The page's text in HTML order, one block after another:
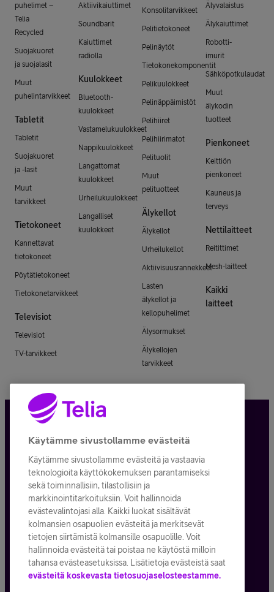
puhelimet –
Telia
Recycled
Suojakuoret
ja suojalasit
Muut
puhelintarvikkeet
Tabletit
Tabletit
Suojakuoret
ja -lasit
Muut
tarvikkeet
Tietokoneet
Kannettavat
tietokoneet
Pöytätietokoneet
Tietokonetarvikkeet
Televisiot
Televisiot
TV-tarvikkeet
Aktiivikaiuttimet
Soundbarit
Kaiuttimet
radiolla
Kuulokkeet
Bluetooth-
kuulokkeet
Vastamelukuulokkeet
Nappikuulokkeet
Langattomat
kuulokkeet
Urheilukuulokkeet
Langalliset
kuulokkeet
Konsolitarvikkeet
Pelitietokoneet
Pelinäytöt
Tietokonekomponentit
Pelikuulokkeet
Pelinäppäimistöt
Pelihiiret
Pelihiirimatot
Pelituolit
Muut
pelituotteet
Älykellot
Älykellot
Urheilukellot
Aktiivisuusrannekkeet
Lasten
älykellot ja
kellopuhelimet
Älysormukset
Älykellojen
tarvikkeet
Älyvalaistus
Älykaiuttimet
Robotti-
imurit
Sähköpotkulaudat
Muut
älykodin
tuotteet
Pienkoneet
Keittiön
pienkoneet
Kauneus ja
terveys
Nettilaitteet
Reitittimet
Mesh-laitteet
Kaikki
laitteet
Tietosuoja ja -turva
Tilauksen peruuttaminen
Käyttöehdot
Evästeiden käyttö
Toimitusehdot ja palvelukuvaukset
Käytämme sivustollamme evästeitä
Käytämme sivustollamme evästeitä ja vastaavia
teknologioita käyttökokemuksen parantamiseksi
sekä toiminnallisiin, tilastollisiin ja
markkinointitarkoituksiin. Voit hallinnoida
evästevalintojasi alla. Kaikki luokat sisältävät
kolmansien osapuolien evästeitä ja merkitsevät
tietojen siirtämistä kolmansille osapuolille. Voit
hallinnoida evästeitä tai poistaa ne käytöstä milloin
tahansa evästeasetuksissa. Lisätietoja evästeistä saat
evästeitä koskevasta tietosuojaselosteestamme.